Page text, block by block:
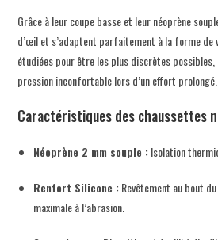
Grâce à leur coupe basse et leur néoprène
d’œil et s’adaptent parfaitement à la forme de
étudiées pour être les plus discrètes
pression inconfortable lors d’un effort prolongé.
Caractéristiques des chaussettes
Néoprène 2 mm souple : Isolation
Renfort Silicone : Revêtement au bout
maximale à l’abrasion.